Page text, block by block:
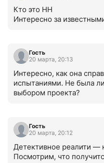
Кто это НН
Интересно за
Гость
20 марта, 20:13
Интересно, как она
испытаниями. Не была
выбором проекта?
Гость
20 марта, 20:12
Детективное реалити —
Посмотрим, что